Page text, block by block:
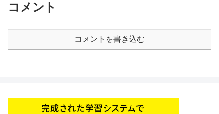
コメント
コメントを書き込む